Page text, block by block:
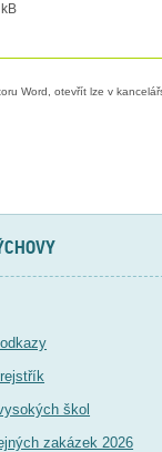
Word, otevřít lze v
škol
zakázek 2026